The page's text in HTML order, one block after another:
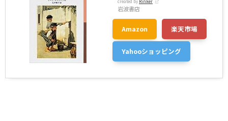
created by Rinker
岩波書店
Amazon 楽天市場
Yahooショッピング